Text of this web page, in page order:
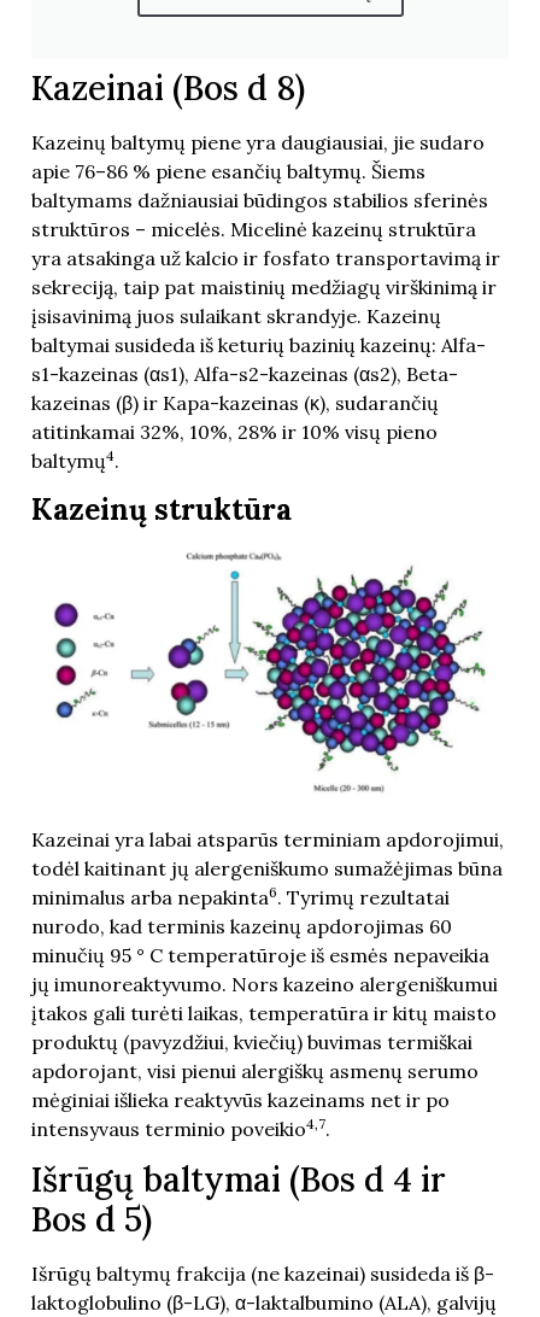
Kazeinai (Bos d 8)
Kazeinų baltymų piene yra daugiausiai, jie sudaro
apie 76–86 % piene esančių baltymų. Šiems
baltymams dažniausiai būdingos stabilios sferinės
struktūros – micelės. Micelinė kazeinų struktūra
yra atsakinga už kalcio ir fosfato transportavimą ir
sekreciją, taip pat maistinių medžiagų virškinimą ir
įsisavinimą juos sulaikant skrandyje. Kazeinų
baltymai susideda iš keturių bazinių kazeinų: Alfa-
s1-kazeinas (αs1), Alfa-s2-kazeinas (αs2), Beta-
kazeinas (β) ir Kapa-kazeinas (κ), sudarančių
atitinkamai 32%, 10%, 28% ir 10% visų pieno
baltymų4.
Kazeinų struktūra
Kazeinai yra labai atsparūs terminiam apdorojimui,
todėl kaitinant jų alergeniškumo sumažėjimas būna
minimalus arba nepakinta6. Tyrimų rezultatai
nurodo, kad terminis kazeinų apdorojimas 60
minučių 95 ° C temperatūroje iš esmės nepaveikia
jų imunoreaktyvumo. Nors kazeino alergeniškumui
įtakos gali turėti laikas, temperatūra ir kitų maisto
produktų (pavyzdžiui, kviečių) buvimas termiškai
apdorojant, visi pienui alergiškų asmenų serumo
mėginiai išlieka reaktyvūs kazeinams net ir po
intensyvaus terminio poveikio4,7.
Išrūgų baltymai (Bos d 4 ir
Bos d 5)
Išrūgų baltymų frakcija (ne kazeinai) susideda iš β-
laktoglobulino (β-LG), α-laktalbumino (ALA), galvijų